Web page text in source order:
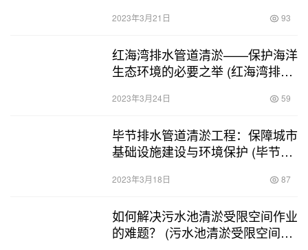
2023年3月21日 93
红海湾排水管道清淤——保护海洋
生态环境的必要之举 (红海湾排水
2023年3月24日 59
毕节排水管道清淤工程：保障城市
基础设施建设与环境保护 (毕节排
2023年3月18日 87
如何解决污水池清淤受限空间作业
的难题？ (污水池清淤受限空间作